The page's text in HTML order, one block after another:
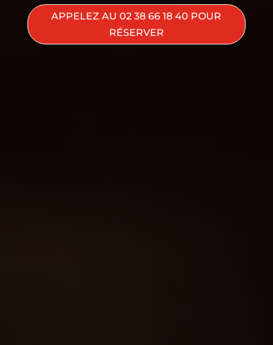
APPELEZ AU 02 38 66 18 40 POUR
RÉSERVER